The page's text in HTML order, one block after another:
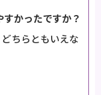
かったですか？
どちらともいえな